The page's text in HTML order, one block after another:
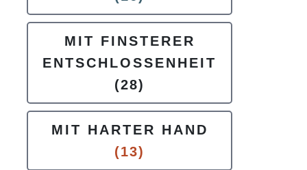
MIT FINSTERER
ENTSCHLOSSENHEIT
(28)
MIT HARTER HAND
(13)